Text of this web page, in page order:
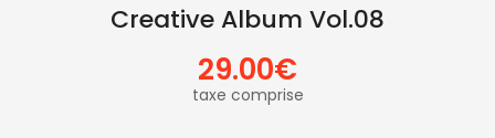
Creative Album Vol.08
29.00€
taxe comprise